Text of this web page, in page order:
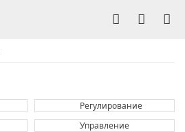
Регулирование
Управление